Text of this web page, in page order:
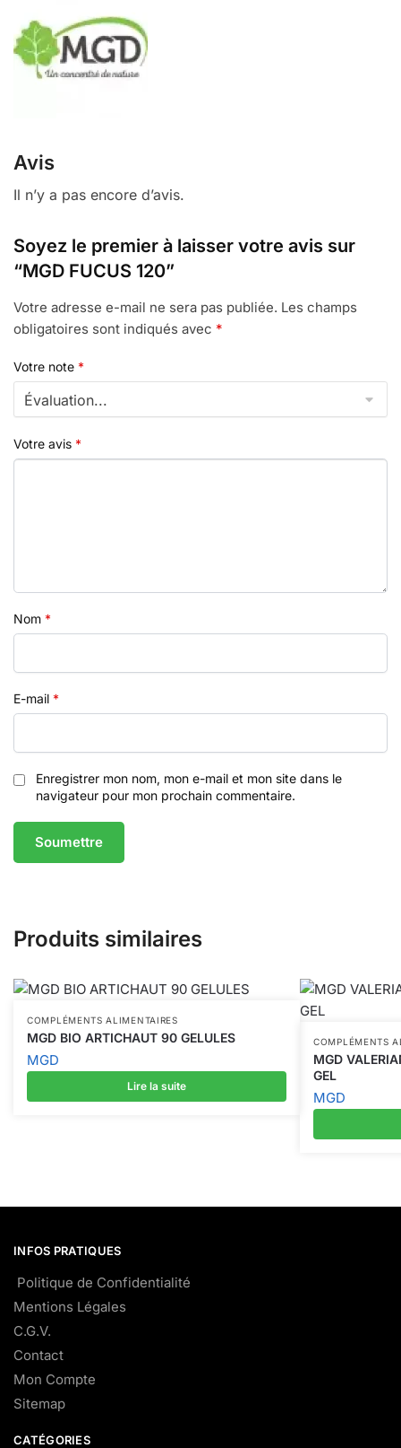
Avis
Il n’y a pas encore d’avis.
Soyez le premier à laisser votre avis sur
“MGD FUCUS 120”
Votre adresse e-mail ne sera pas publiée. Les champs
obligatoires sont indiqués avec *
Votre note *
Votre avis *
Nom *
E-mail *
Enregistrer mon nom, mon e-mail et mon site dans le
navigateur pour mon prochain commentaire.
Produits similaires
COMPLÉMENTS ALIMENTAIRES
MGD BIO ARTICHAUT 90 GELULES
MGD
Lire la suite
COMPLÉMENTS
MGD
GEL
MGD
INFOS PRATIQUES
Politique de Confidentialité
Mentions Légales
C.G.V.
Contact
Mon Compte
Sitemap
CATÉGORIES